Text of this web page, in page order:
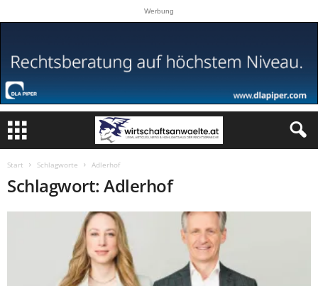
Werbung
Start Schlagworte Adlerhof
Schlagwort: Adlerhof